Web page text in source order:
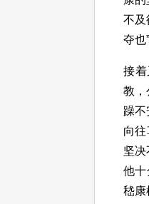
不及
夺也”
接
教，
躁
向
坚
他十
嵇康